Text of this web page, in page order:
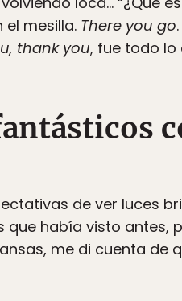
mesilla. There you go
thank you, fue todo lo
de ver luces
que había visto antes,
me di cuenta de